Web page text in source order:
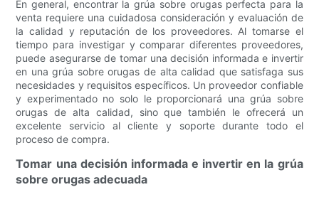
En general, encontrar la grúa sobre orugas perfecta para la
venta requiere una cuidadosa consideración y evaluación de
la calidad y reputación de los proveedores. Al tomarse el
tiempo para investigar y comparar diferentes proveedores,
puede asegurarse de tomar una decisión informada e invertir
en una grúa sobre orugas de alta calidad que satisfaga sus
necesidades y requisitos específicos. Un proveedor confiable
y experimentado no solo le proporcionará una grúa sobre
orugas de alta calidad, sino que también le ofrecerá un
excelente servicio al cliente y soporte durante todo el
proceso de compra.
Tomar una decisión informada e invertir en la grúa
sobre orugas adecuada